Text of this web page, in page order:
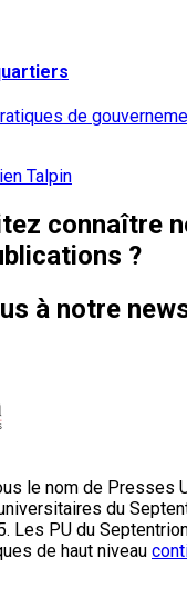
de
Talpin
connaître
?
à notre
le nom de Presses
du
Les PU du
de haut niveau